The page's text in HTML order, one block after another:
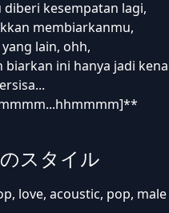
diberi kesempatan lagi,
membiarkanmu,
lain, ohh,
biarkan ini hanya jadi
スタイル
love, acoustic, pop, male